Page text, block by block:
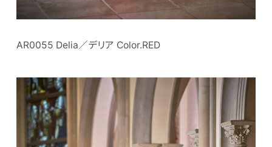
AR0055 Delia／デリア Color.RED